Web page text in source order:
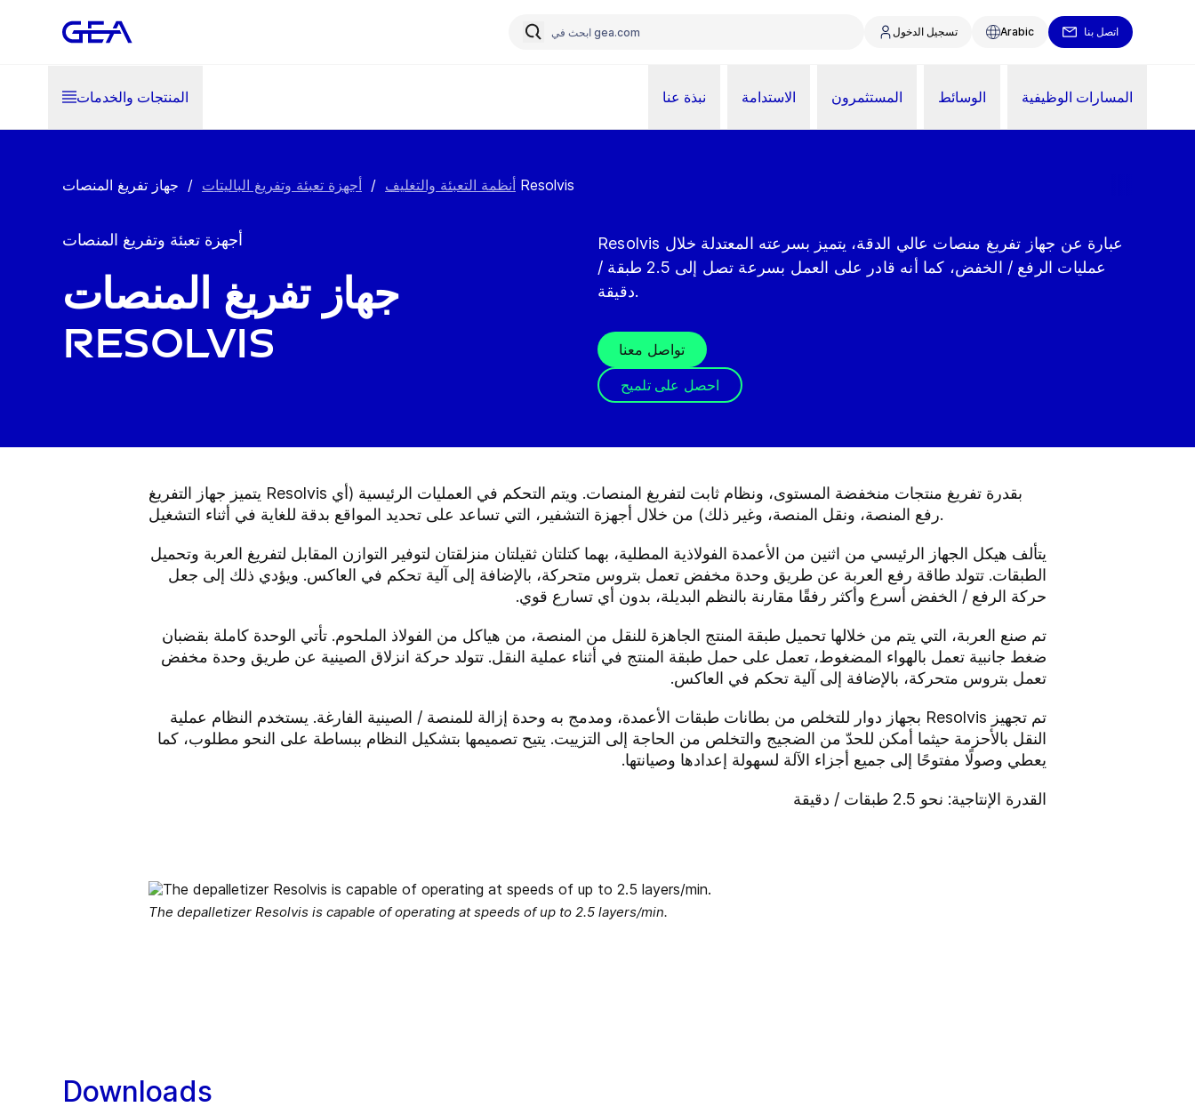
تسجيل الدخول Arabic اتصل بنا
المنتجات والخدمات نبذة عنا الاستدامة المستثمرون الوسائط المسارات الوظيفية
أنظمة التعبئة والتغليف / أجهزة تعبئة وتفريغ الباليتات / جهاز تفريغ المنصات Resolvis
أجهزة تعبئة وتفريغ المنصات
جهاز تفريغ المنصات
Resolvis
Resolvis عبارة عن جهاز تفريغ منصات عالي الدقة، يتميز بسرعته المعتدلة خلال
عمليات الرفع / الخفض، كما أنه قادر على العمل بسرعة تصل إلى 2.5 طبقة /
دقيقة.
تواصل معنا
احصل على تلميح
يتميز جهاز التفريغ Resolvis بقدرة تفريغ منتجات منخفضة المستوى، ونظام ثابت لتفريغ المنصات. ويتم التحكم في العمليات الرئيسية (أي
رفع المنصة، ونقل المنصة، وغير ذلك) من خلال أجهزة التشفير، التي تساعد على تحديد المواقع بدقة للغاية في أثناء التشغيل.
يتألف هيكل الجهاز الرئيسي من اثنين من الأعمدة الفولاذية المطلية، بهما كتلتان ثقيلتان منزلقتان لتوفير التوازن المقابل لتفريغ العربة وتحميل
الطبقات. تتولد طاقة رفع العربة عن طريق وحدة مخفض تعمل بتروس متحركة، بالإضافة إلى آلية تحكم في العاكس. ويؤدي ذلك إلى جعل
حركة الرفع / الخفض أسرع وأكثر رفقًا مقارنة بالنظم البديلة، بدون أي تسارع قوي.
تم صنع العربة، التي يتم من خلالها تحميل طبقة المنتج الجاهزة للنقل من المنصة، من هياكل من الفولاذ الملحوم. تأتي الوحدة كاملة بقضبان
ضغط جانبية تعمل بالهواء المضغوط، تعمل على حمل طبقة المنتج في أثناء عملية النقل. تتولد حركة انزلاق الصينية عن طريق وحدة مخفض
تعمل بتروس متحركة، بالإضافة إلى آلية تحكم في العاكس.
تم تجهيز Resolvis بجهاز دوار للتخلص من بطانات طبقات الأعمدة، ومدمج به وحدة إزالة للمنصة / الصينية الفارغة. يستخدم النظام عملية
النقل بالأحزمة حيثما أمكن للحدّ من الضجيج والتخلص من الحاجة إلى التزييت. يتيح تصميمها بتشكيل النظام ببساطة على النحو مطلوب، كما
يعطي وصولًا مفتوحًا إلى جميع أجزاء الآلة لسهولة إعدادها وصيانتها.
القدرة الإنتاجية: نحو 2.5 طبقات / دقيقة
The depalletizer Resolvis is capable of operating at speeds of up to 2.5 layers/min.
Downloads